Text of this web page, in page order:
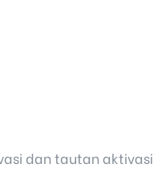
dan tautan aktivasi